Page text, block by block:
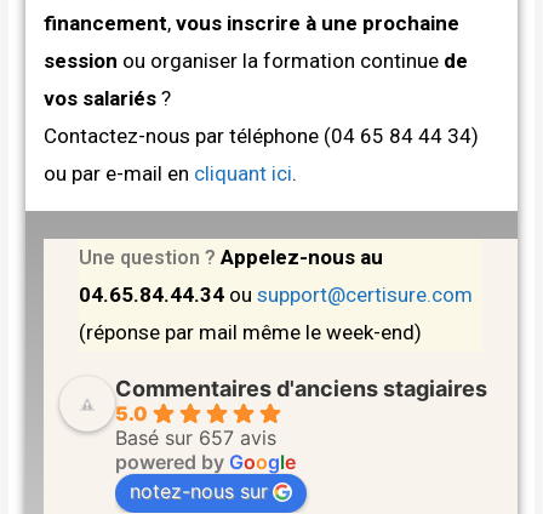
financement,vous inscrire à une prochaine
session ou organiser la formation continue de
vos salariés ?
Contactez-nous par téléphone (04 65 84 44 34)
ou par e-mail en cliquant ici.
Une question ? Appelez-nous au
04.65.84.44.34 ousupport@certisure.com
(réponse par mail même le week-end)
Commentaires d'anciens stagiaires
5.0
Basé sur 657 avis
powered by Google
notez-nous sur